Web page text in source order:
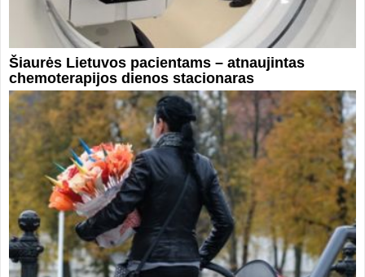
Šiaurės Lietuvos pacientams – atnaujintas
chemoterapijos dienos stacionaras